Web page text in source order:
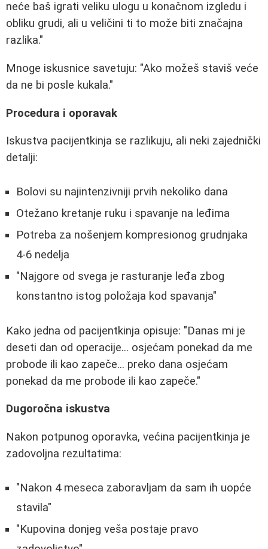
neće baš igrati veliku ulogu u konačnom izgledu i
obliku grudi, ali u veličini ti to može biti značajna
razlika."
Mnoge iskusnice savetuju: "Ako možeš staviš veće
da ne bi posle kukala."
Procedura i oporavak
Iskustva pacijentkinja se razlikuju, ali neki zajednički
detalji:
Bolovi su najintenzivniji prvih nekoliko dana
Otežano kretanje ruku i spavanje na leđima
Potreba za nošenjem kompresionog grudnjaka
4-6 nedelja
"Najgore od svega je rasturanje leđa zbog
konstantno istog položaja kod spavanja"
Kako jedna od pacijentkinja opisuje: "Danas mi je
deseti dan od operacije... osjećam ponekad da me
probode ili kao zapeče... preko dana osjećam
ponekad da me probode ili kao zapeče."
Dugoročna iskustva
Nakon potpunog oporavka, većina pacijentkinja je
zadovoljna rezultatima:
"Nakon 4 meseca zaboravljam da sam ih uopće
stavila"
"Kupovina donjeg veša postaje pravo